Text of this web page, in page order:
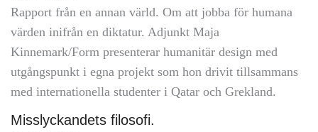
Rapport från en annan värld. Om att jobba för humana
värden inifrån en diktatur. Adjunkt Maja
Kinnemark/Form presenterar humanitär design med
utgångspunkt i egna projekt som hon drivit tillsammans
med internationella studenter i Qatar och Grekland.
Misslyckandets filosofi.